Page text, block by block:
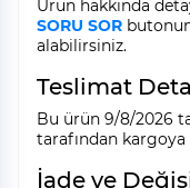
Ürün hakkında
SORU SOR
alabilirsiniz.
Teslimat
Bu ürün 9/8/2026
tarafından
İade ve